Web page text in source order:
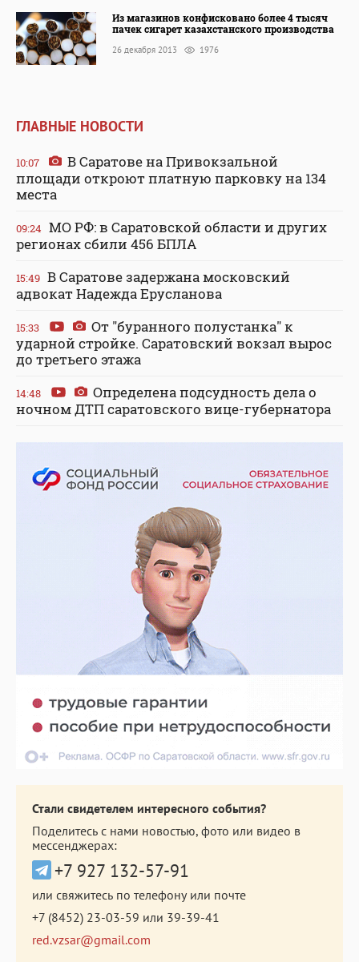
Из магазинов конфисковано более 4 тысяч
пачек сигарет казахстанского производства
26 декабря 2013 1976
ГЛАВНЫЕ НОВОСТИ
10:07
В Саратове на Привокзальной
площади откроют платную парковку на 134
места
09:24 МО РФ: в Саратовской области и других
регионах сбили 456 БПЛА
15:49 В Саратове задержана московский
адвокат Надежда Ерусланова
15:33
От "буранного полустанка" к
ударной стройке. Саратовский вокзал вырос
до третьего этажа
14:48
Определена подсудность дела о
ночном ДТП саратовского вице-губернатора
Стали свидетелем интересного события?
Поделитесь с нами новостью, фото или видео в
мессенджерах:
+7 927 132-57-91
или свяжитесь по телефону или почте
+7 (8452) 23-03-59 или 39-39-41
red.vzsar@gmail.com